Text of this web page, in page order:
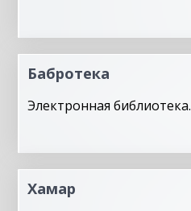
Бабротека
Электронная библиотека.
Хамар